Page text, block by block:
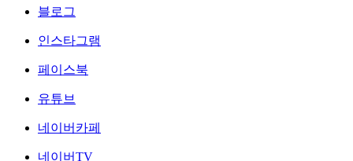
블로그
인스타그램
페이스북
유튜브
네이버카페
네이버TV